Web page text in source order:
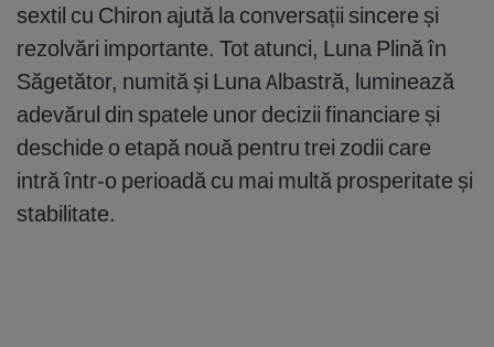
sextil cu Chiron ajută la conversații sincere și
rezolvări importante. Tot atunci, Luna Plină în
Săgetător, numită și Luna Albastră, luminează
adevărul din spatele unor decizii financiare și
deschide o etapă nouă pentru trei zodii care
intră într-o perioadă cu mai multă prosperitate și
stabilitate.